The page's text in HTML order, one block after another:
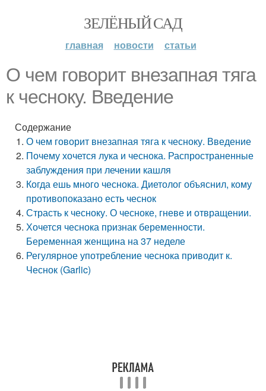
ЗЕЛЁНЫЙ САД
главная новости статьи
О чем говорит внезапная тяга
к чесноку. Введение
Содержание
О чем говорит внезапная тяга к чесноку. Введение
Почему хочется лука и чеснока. Распространенные
заблуждения при лечении кашля
Когда ешь много чеснока. Диетолог объяснил, кому
противопоказано есть чеснок
Страсть к чесноку. О чесноке, гневе и отвращении.
Хочется чеснока признак беременности.
Беременная женщина на 37 неделе
Регулярное употребление чеснока приводит к.
Чеснок (Garlic)